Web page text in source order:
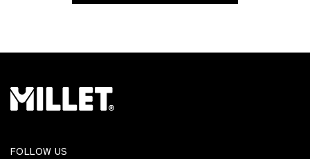
FOLLOW US